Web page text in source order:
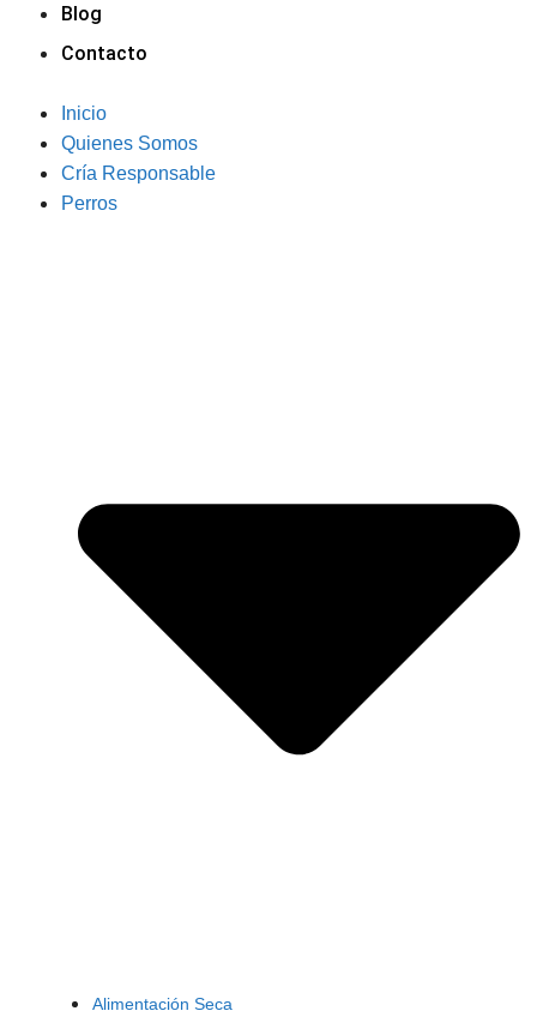
Blog
Contacto
Inicio
Quienes Somos
Cría Responsable
Perros
Alimentación Seca